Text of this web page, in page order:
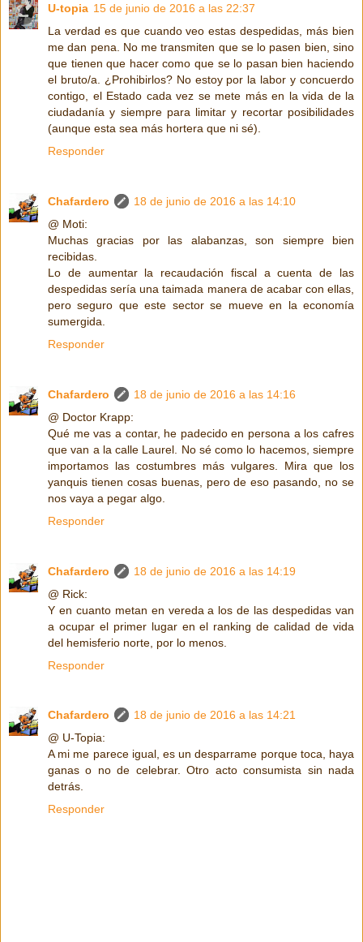
U-topia 15 de junio de 2016 a las 22:37
La verdad es que cuando veo estas despedidas, más bien
me dan pena. No me transmiten que se lo pasen bien, sino
que tienen que hacer como que se lo pasan bien haciendo
el bruto/a. ¿Prohibirlos? No estoy por la labor y concuerdo
contigo, el Estado cada vez se mete más en la vida de la
ciudadanía y siempre para limitar y recortar posibilidades
(aunque esta sea más hortera que ni sé).
Responder
Chafardero
18 de junio de 2016 a las 14:10
@ Moti:
Muchas gracias por las alabanzas, son siempre bien
recibidas.
Lo de aumentar la recaudación fiscal a cuenta de las
despedidas sería una taimada manera de acabar con ellas,
pero seguro que este sector se mueve en la economía
sumergida.
Responder
Chafardero
18 de junio de 2016 a las 14:16
@ Doctor Krapp:
Qué me vas a contar, he padecido en persona a los cafres
que van a la calle Laurel. No sé como lo hacemos, siempre
importamos las costumbres más vulgares. Mira que los
yanquis tienen cosas buenas, pero de eso pasando, no se
nos vaya a pegar algo.
Responder
Chafardero
18 de junio de 2016 a las 14:19
@ Rick:
Y en cuanto metan en vereda a los de las despedidas van
a ocupar el primer lugar en el ranking de calidad de vida
del hemisferio norte, por lo menos.
Responder
Chafardero
18 de junio de 2016 a las 14:21
@ U-Topia:
A mi me parece igual, es un desparrame porque toca, haya
ganas o no de celebrar. Otro acto consumista sin nada
detrás.
Responder